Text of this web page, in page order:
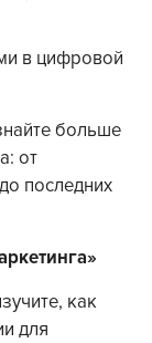
в цифровой
больше
от
последних
как
для